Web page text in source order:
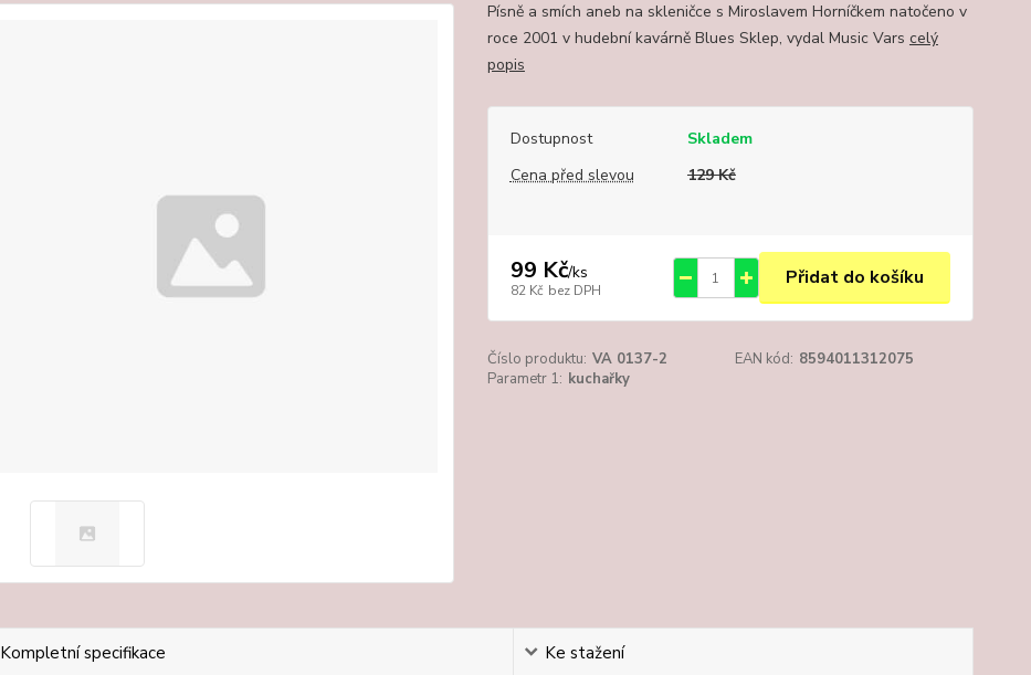
Písně a smích aneb na skleničce s Miroslavem Horníčkem natočeno v
roce 2001 v hudební kavárně Blues Sklep, vydal Music Vars celý
popis
Dostupnost
Skladem
Cena před slevou
129 Kč
99 Kč/ks
82 Kč bez DPH
Přidat do košíku
Číslo produktu: VA 0137-2 EAN kód: 8594011312075
Parametr 1: kuchařky
Kompletní specifikace Ke stažení